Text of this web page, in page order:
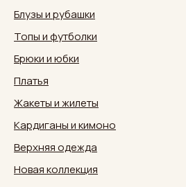
Блузы и рубашки
Топы и футболки
Брюки и юбки
Платья
Жакеты и жилеты
Кардиганы и кимоно
Верхняя одежда
Новая коллекция